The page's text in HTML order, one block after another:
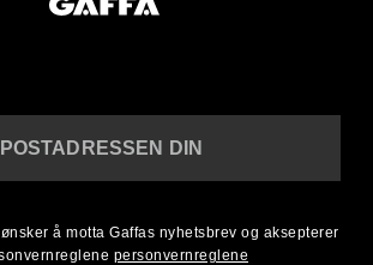
DIN
å motta Gaffas nyhetsbrev og aksepterer
personvernreglene